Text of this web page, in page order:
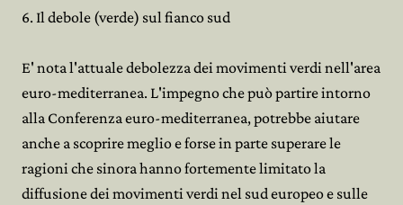
6. Il debole (verde) sul fianco sud
E' nota l'attuale debolezza dei movimenti verdi nell'area
euro-mediterranea. L'impegno che può partire intorno
alla Conferenza euro-mediterranea, potrebbe aiutare
anche a scoprire meglio e forse in parte superare le
ragioni che sinora hanno fortemente limitato la
diffusione dei movimenti verdi nel sud europeo e sulle